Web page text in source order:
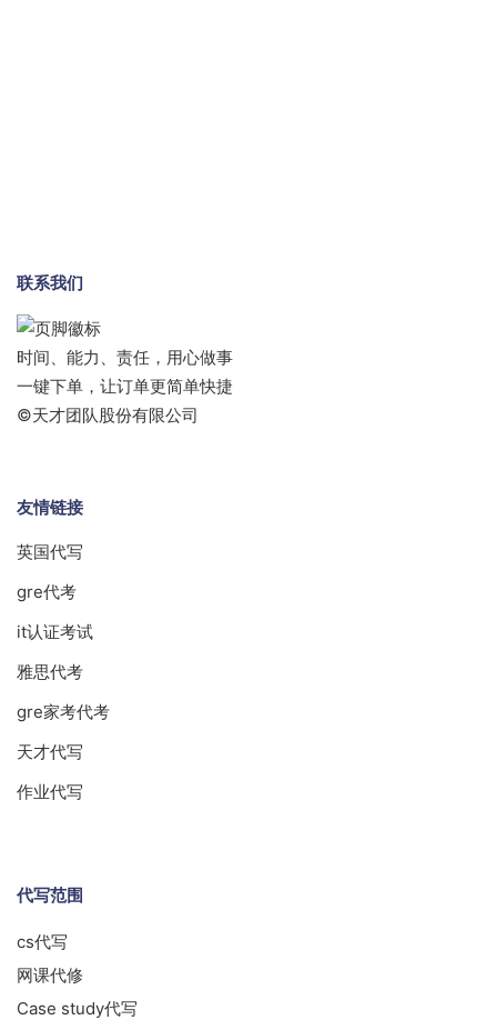
联系我们
时间、能力、责任，用心做事
一键下单，让订单更简单快捷
©天才团队股份有限公司
友情链接
英国代写
gre代考
it认证考试
雅思代考
gre家考代考
天才代写
作业代写
代写范围
cs代写
网课代修
Case study代写